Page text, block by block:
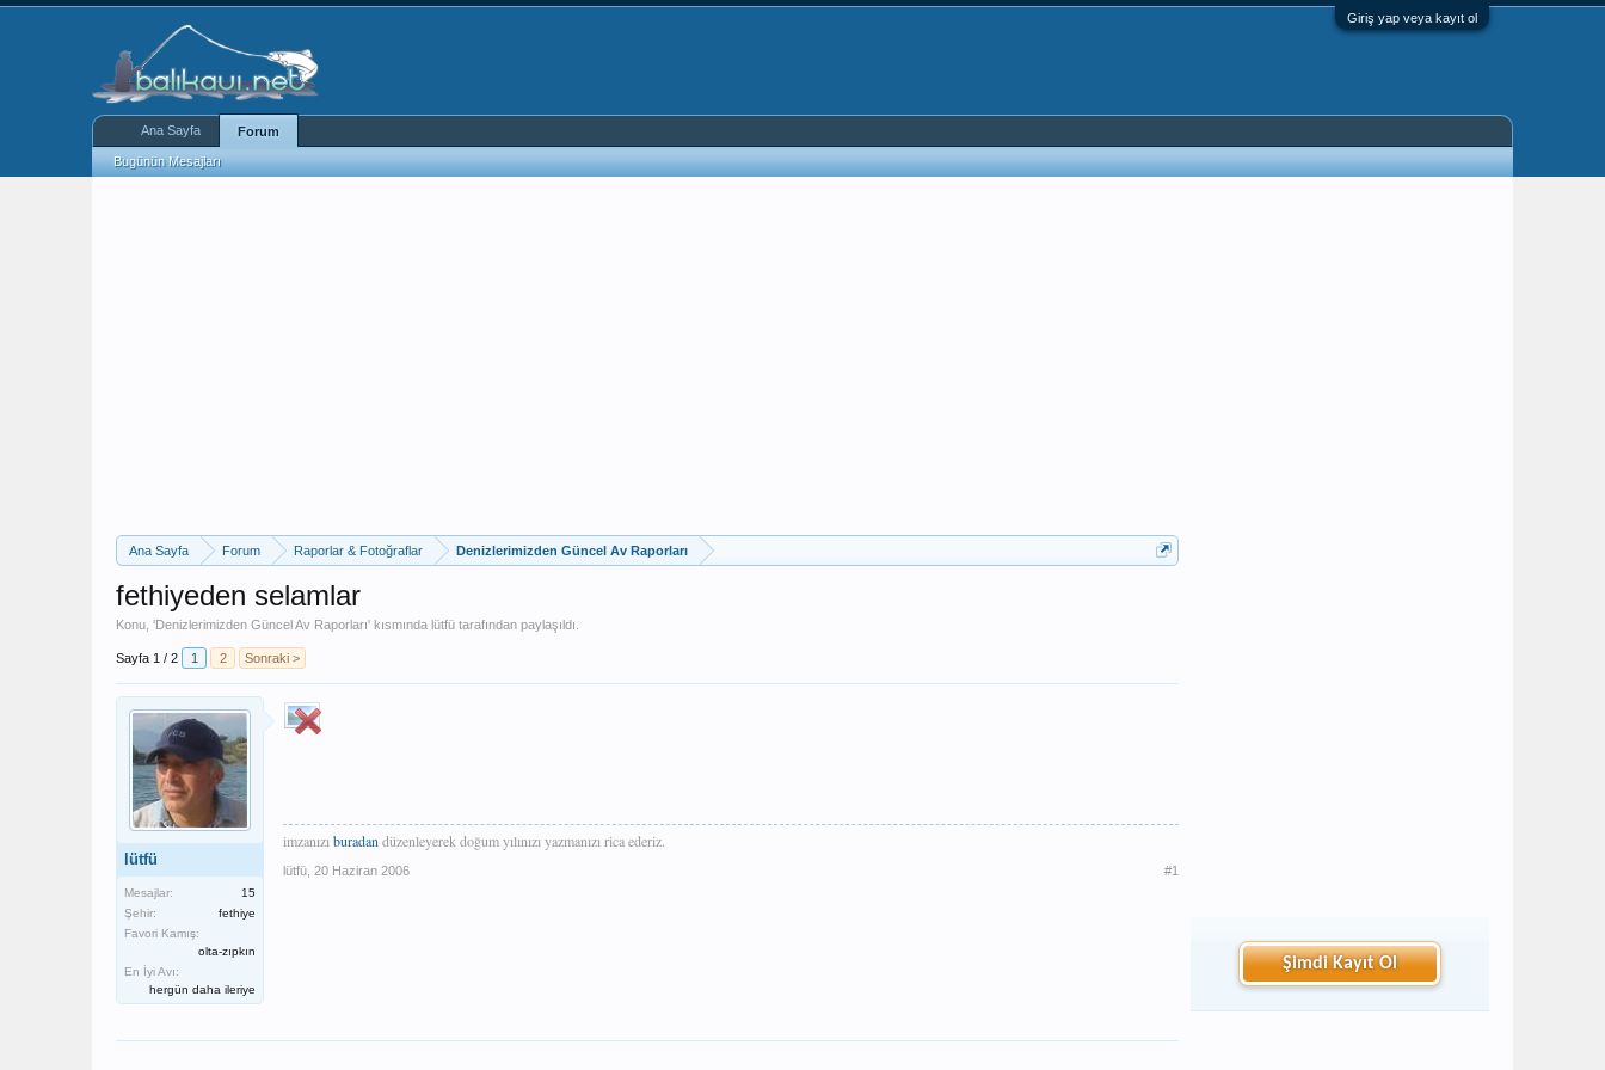
Giriş yap veya kayıt ol
Ana Sayfa Forum Raporlar & Fotoğraflar Denizlerimizden Güncel Av Raporları
fethiyeden selamlar
Konu, 'Denizlerimizden Güncel Av Raporları' kısmında lütfü tarafından paylaşıldı.
Sayfa 1 / 2 1 2 Sonraki >
lütfü
Mesajlar:
15
Şehir:
fethiye
Favori Kamış:
olta-zıpkın
En İyi Avı:
hergün daha ileriye
imzanızı buradan düzenleyerek doğum yılınızı yazmanızı rica ederiz.
lütfü 20 Haziran 2006 #1
Şimdi Kayıt Ol
Ana Sayfa Forum
Bugünün Mesajları